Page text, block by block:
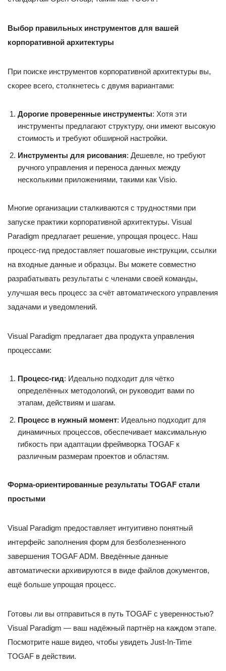
Выбор правильных инструментов для вашей
корпоративной архитектуры
При поиске инструментов корпоративной архитектуры вы,
скорее всего, столкнетесь с двумя вариантами:
Дорогие проверенные инструменты: Хотя эти
инструменты предлагают структуру, они имеют высокую
стоимость и требуют обширной настройки.
Инструменты для рисования: Дешевле, но требуют
ручного управления и переноса данных между
несколькими приложениями, такими как Visio.
Многие организации сталкиваются с трудностями при
запуске практики корпоративной архитектуры. Visual
Paradigm предлагает решение, упрощая процесс. Наш
процесс-гид предоставляет пошаговые инструкции, ссылки
на входные данные и образцы. Вы можете совместно
разрабатывать результаты с членами своей команды,
улучшая весь процесс за счёт автоматического управления
задачами и уведомлений.
Visual Paradigm предлагает два продукта управления
процессами:
Процесс-гид: Идеально подходит для чётко
определённых методологий, он руководит вами по
этапам, действиям и шагам.
Процесс в нужный момент: Идеально подходит для
динамичных процессов, обеспечивает максимальную
гибкость при адаптации фреймворка TOGAF к
различным размерам проектов и областям.
Форма-ориентированные результаты TOGAF стали
простыми
Visual Paradigm предоставляет интуитивно понятный
интерфейс заполнения форм для безболезненного
завершения TOGAF ADM. Введённые данные
автоматически архивируются в виде файлов документов,
ещё больше упрощая процесс.
Готовы ли вы отправиться в путь TOGAF с уверенностью?
Visual Paradigm — ваш надёжный партнёр на каждом этапе.
Посмотрите наше видео, чтобы увидеть Just-In-Time
TOGAF в действии.